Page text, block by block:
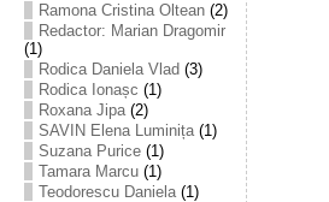
Ramona Cristina Oltean(2)
Redactor: Marian Dragomir
(1)
Rodica Daniela Vlad (3)
Rodica Ionașc (1)
Roxana Jipa(2)
SAVIN Elena Luminița(1)
Suzana Purice(1)
Tamara Marcu(1)
Teodorescu Daniela(1)